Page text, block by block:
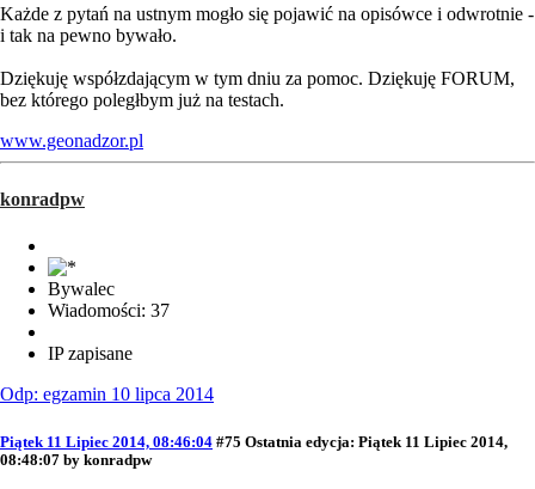
Każde z pytań na ustnym mogło się pojawić na opisówce i odwrotnie -
i tak na pewno bywało.
Dziękuję współzdającym w tym dniu za pomoc. Dziękuję FORUM,
bez którego poległbym już na testach.
www.geonadzor.pl
konradpw
Bywalec
Wiadomości: 37
IP zapisane
Odp: egzamin 10 lipca 2014
Piątek 11 Lipiec 2014, 08:46:04 #75 Ostatnia edycja: Piątek 11 Lipiec 2014,
08:48:07 by konradpw